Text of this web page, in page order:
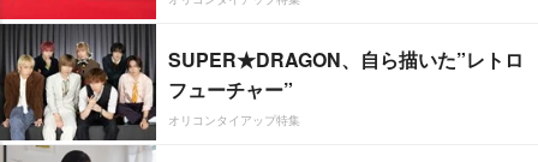
SUPER★DRAGON、自ら描いた”レトロ
フューチャー”
オリコンタイアップ特集